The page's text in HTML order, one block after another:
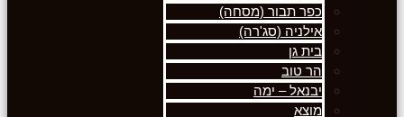
כפר תבור (מסחה)
אילניה (סג'רה)
בית גן
הר טוב
יבנאל – ימה
מוצא